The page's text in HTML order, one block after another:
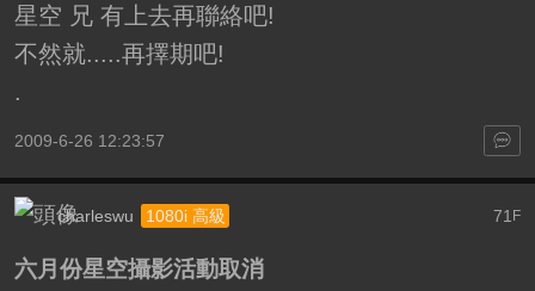
星空 兄 有上去再聯絡吧!
不然就.....再擇期吧!
.
2009-6-26 12:23:57
71 F
charleswu 1080i 高級
六月份星空攝影活動取消